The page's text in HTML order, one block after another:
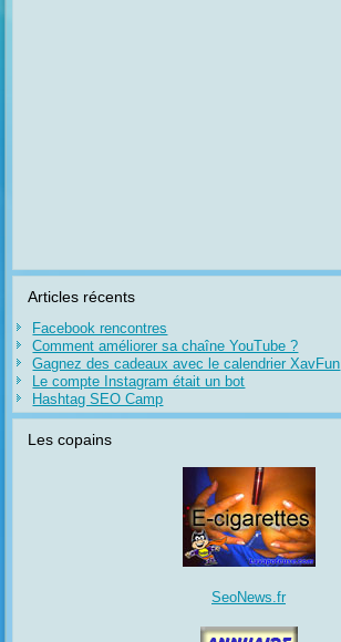
Articles récents
Facebook rencontres
Comment améliorer sa chaîne YouTube ?
Gagnez des cadeaux avec le calendrier XavFun
Le compte Instagram était un bot
Hashtag SEO Camp
Les copains
SeoNews.fr